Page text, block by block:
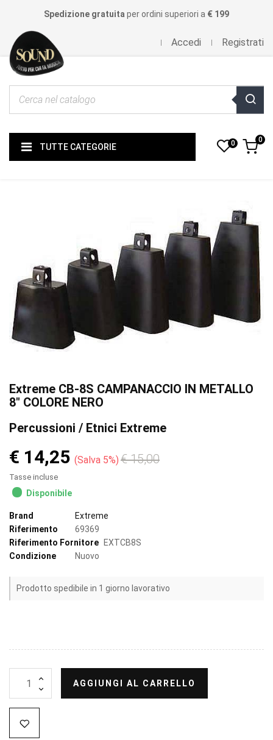
Spedizione gratuita per ordini superiori a € 199
Accedi Registrati
TUTTE CATEGORIE 0 0
Extreme CB-8S CAMPANACCIO IN METALLO
8" COLORE NERO
Percussioni / Etnici Extreme
€ 14,25 Salva 5% € 15,00
Tasse incluse
Disponibile
Brand
Extreme
Riferimento
69369
Riferimento Fornitore
EXTCB8S
Condizione
Nuovo
Prodotto spedibile in 1 giorno lavorativo
AGGIUNGI AL CARRELLO